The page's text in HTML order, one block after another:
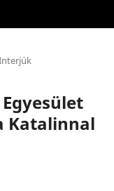
Katalinnal